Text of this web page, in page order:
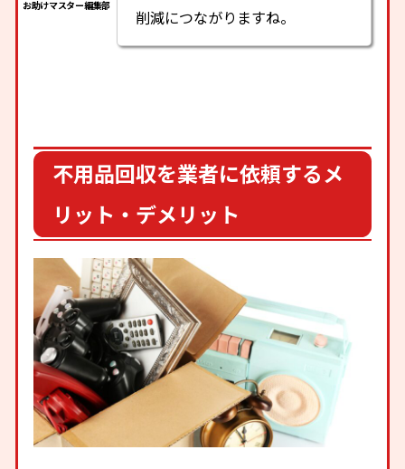
削減につながりますね。
不用品回収を業者に依頼するメ
リット・デメリット